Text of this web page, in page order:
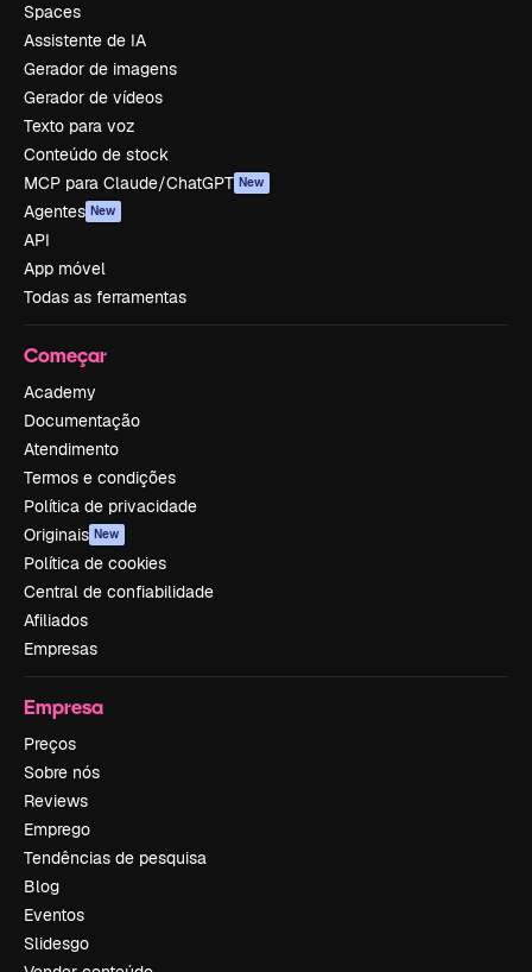
Spaces
Assistente de IA
Gerador de imagens
Gerador de vídeos
Texto para voz
Conteúdo de stock
MCP para Claude/ChatGPT New
Agentes New
API
App móvel
Todas as ferramentas
Começar
Academy
Documentação
Atendimento
Termos e condições
Política de privacidade
Originais New
Política de cookies
Central de confiabilidade
Afiliados
Empresas
Empresa
Preços
Sobre nós
Reviews
Emprego
Tendências de pesquisa
Blog
Eventos
Slidesgo